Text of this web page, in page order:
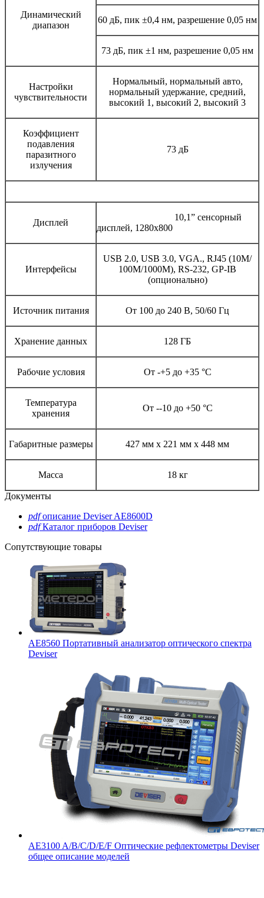
Динамический
диапазон
60 дБ, пик ±0,4 нм, разрешение 0,05 нм
73 дБ, пик ±1 нм, разрешение 0,05 нм
Настройки
чувствительности
Нормальный, нормальный авто,
нормальный удержание, средний,
высокий 1, высокий 2, высокий 3
Коэффициент
подавления
паразитного
излучения
73 дБ
Дисплей
10,1” сенсорный
дисплей, 1280х800
Интерфейсы
USB 2.0, USB 3.0, VGA., RJ45 (10M/
100M/1000M), RS-232, GP-IB
(опционально)
Источник питания От 100 до 240 В, 50/60 Гц
Хранение данных 128 ГБ
Рабочие условия От -+5 до +35 °С
Температура
хранения
От --10 до +50 °С
Габаритные размеры 427 мм х 221 мм х 448 мм
Масса 18 кг
Документы
pdf описание Deviser AE8600D
pdf Каталог приборов Deviser
Сопутствующие товары
AE8560 Портативный анализатор оптического спектра
Deviser
AE3100 A/B/C/D/E/F Оптические рефлектометры Deviser
общее описание моделей